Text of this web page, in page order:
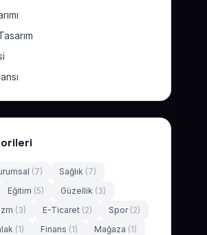
(7) Sağlık (7)
Eğitim (5) Güzellik (3)
(3) E-Ticaret (2) Spor (2)
(1) Finans (1) Mağaza (1)